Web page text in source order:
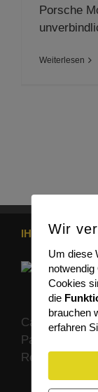
Porsche
Weiterlesen
IHR
Car Design
Partner wenn
Wir
Um diese
Cookies
die
brauchen
erfahren